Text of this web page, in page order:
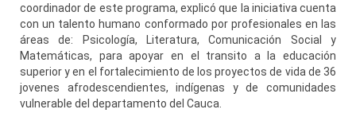
coordinador de este programa, explicó que la iniciativa cuenta
con un talento humano conformado por profesionales en las
áreas de: Psicología, Literatura, Comunicación Social y
Matemáticas, para apoyar en el transito a la educación
superior y en el fortalecimiento de los proyectos de vida de 36
jovenes afrodescendientes, indígenas y de comunidades
vulnerable del departamento del Cauca.